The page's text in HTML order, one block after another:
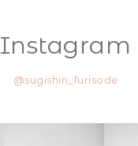
Instagram
@sugishin_furisode